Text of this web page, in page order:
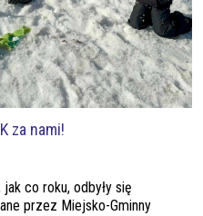
za nami!
co roku, odbyły się
przez Miejsko-Gminny